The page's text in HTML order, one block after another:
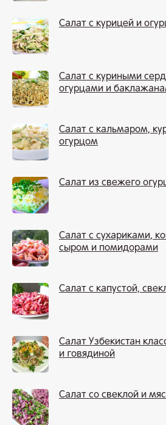
Салат с курицей и
Салат с куриными
огурцами и
Салат с кальмаром,
огурцом
Салат из свежего
Салат с сухариками,
сыром и помидорами
Салат с капустой,
Салат Узбекистан
и говядиной
Салат со свеклой и